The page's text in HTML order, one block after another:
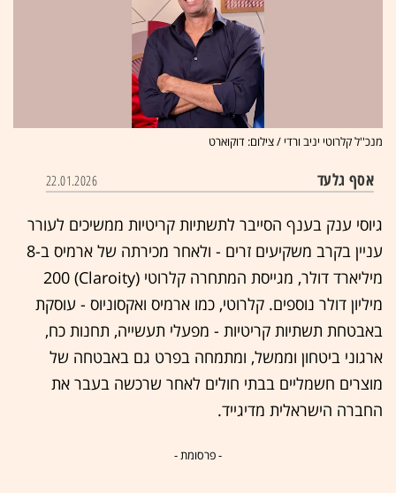
מנכ''ל קלרוטי יניב ורדי / צילום: דוקוארט
אסף גלעד 22.01.2026
גיוסי ענק בענף הסייבר לתשתיות קריטיות ממשיכים לעורר
עניין בקרב משקיעים זרים - ולאחר מכירתה של ארמיס ב-8
מיליארד דולר, מגייסת המתחרה קלרוטי (Claroity) 200
מיליון דולר נוספים. קלרוטי, כמו ארמיס ואקסוניוס - עוסקת
באבטחת תשתיות קריטיות - מפעלי תעשייה, תחנות כח,
ארגוני ביטחון וממשל, ומתמחה בפרט גם באבטחה של
מוצרים חשמליים בבתי חולים לאחר שרכשה בעבר את
החברה הישראלית מדיגייד.
- פרסומת -